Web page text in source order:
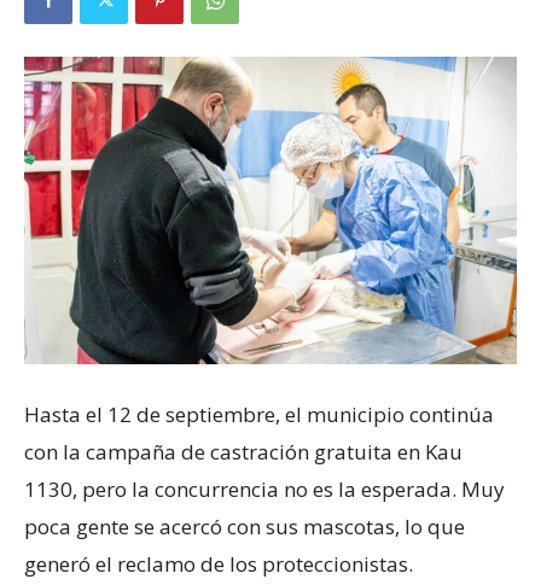
Hasta el 12 de septiembre, el municipio continúa
con la campaña de castración gratuita en Kau
1130, pero la concurrencia no es la esperada. Muy
poca gente se acercó con sus mascotas, lo que
generó el reclamo de los proteccionistas.